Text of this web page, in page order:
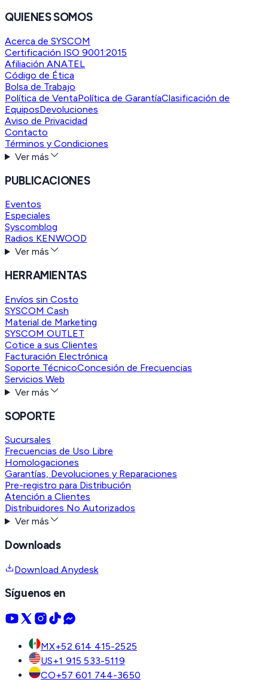
QUIENES SOMOS
Acerca de SYSCOM
Certificación ISO 9001:2015
Afiliación ANATEL
Código de Ética
Bolsa de Trabajo
Política de VentaPolítica de GarantíaClasificación de
EquiposDevoluciones
Aviso de Privacidad
Contacto
Términos y Condiciones
Ver más
PUBLICACIONES
Eventos
Especiales
Syscomblog
Radios KENWOOD
Ver más
HERRAMIENTAS
Envíos sin Costo
SYSCOM Cash
Material de Marketing
SYSCOM OUTLET
Cotice a sus Clientes
Facturación Electrónica
Soporte TécnicoConcesión de Frecuencias
Servicios Web
Ver más
SOPORTE
Sucursales
Frecuencias de Uso Libre
Homologaciones
Garantías, Devoluciones y Reparaciones
Pre-registro para Distribución
Atención a Clientes
Distribuidores No Autorizados
Ver más
Downloads
Download Anydesk
Síguenos en
MX+52 614 415-2525
US+1 915 533-5119
CO+57 601 744-3650